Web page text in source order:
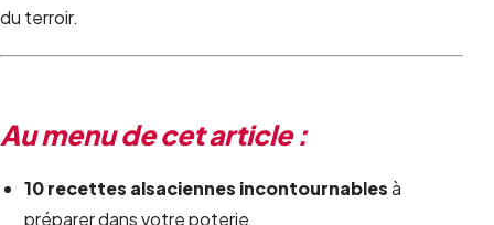
du terroir.
Au menu de cet article :
10 recettes alsaciennes incontournablesà
préparer dans votre poterie